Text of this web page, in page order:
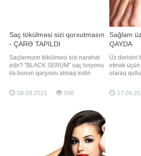
Saç tökülməsi sizi qorxutmasın
- ÇARƏ TAPILDI
Saçlarınızın tökülməsi sizi narahat
edir? "BLACK SERUM" saç losyonu
ilə bunun qarşısını almaq indin
qarşısını alır. - Yeni tüklər əmələ
gətirir. - Saçlar daha tez uzanır. -
yağlığını aradan qaldırır. - Saç
08.09.2021 598
Sağlam
QAYDA
Üz dərisini
etmək
olaraq
edən 8
- Günəş